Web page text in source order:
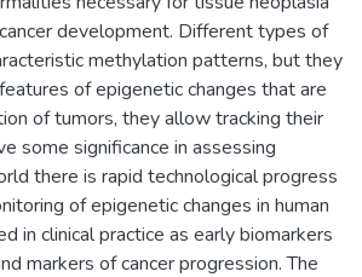
development. Different types of
methylation patterns, but they
of epigenetic changes that are
of tumors, they allow tracking their
some significance in assessing
there is rapid technological progress
of epigenetic changes in human
in clinical practice as early biomarkers
markers of cancer progression. The